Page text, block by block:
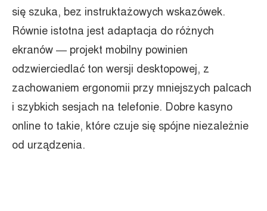
się szuka, bez instruktażowych wskazówek.
Równie istotna jest adaptacja do różnych
ekranów — projekt mobilny powinien
odzwierciedlać ton wersji desktopowej, z
zachowaniem ergonomii przy mniejszych palcach
i szybkich sesjach na telefonie. Dobre kasyno
online to takie, które czuje się spójne niezależnie
od urządzenia.